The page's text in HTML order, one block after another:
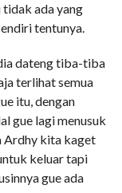
tidak ada yang
tentunya.
dateng tiba-tiba
terlihat semua
itu, dengan
gue lagi menusuk
Ardhy kita kaget
keluar tapi
gue ada